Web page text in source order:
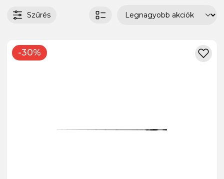
Szűrés
-30%